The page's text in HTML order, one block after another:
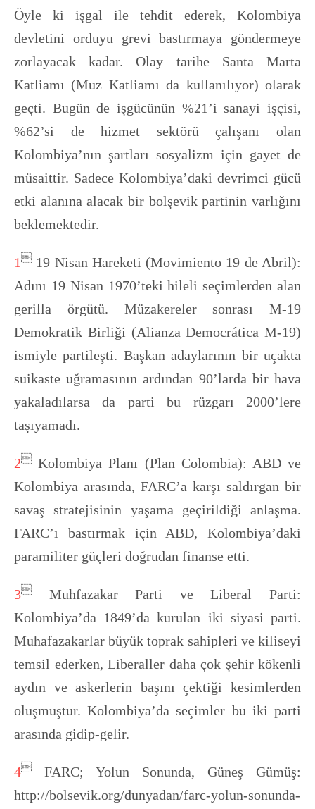
Öyle ki işgal ile tehdit ederek, Kolombiya
devletini orduyu grevi bastırmaya göndermeye
zorlayacak kadar. Olay tarihe Santa Marta
Katliamı (Muz Katliamı da kullanılıyor) olarak
geçti. Bugün de işgücünün %21’i sanayi işçisi,
%62’si de hizmet sektörü çalışanı olan
Kolombiya’nın şartları sosyalizm için gayet de
müsaittir. Sadece Kolombiya’daki devrimci gücü
etki alanına alacak bir bolşevik partinin varlığını
beklemektedir.
1 19 Nisan Hareketi (Movimiento 19 de Abril):
Adını 19 Nisan 1970’teki hileli seçimlerden alan
gerilla örgütü. Müzakereler sonrası M-19
Demokratik Birliği (Alianza Democrática M-19)
ismiyle partileşti. Başkan adaylarının bir uçakta
suikaste uğramasının ardından 90’larda bir hava
yakaladılarsa da parti bu rüzgarı 2000’lere
taşıyamadı.
2 Kolombiya Planı (Plan Colombia): ABD ve
Kolombiya arasında, FARC’a karşı saldırgan bir
savaş stratejisinin yaşama geçirildiği anlaşma.
FARC’ı bastırmak için ABD, Kolombiya’daki
paramiliter güçleri doğrudan finanse etti.
3
Muhfazakar Parti ve Liberal Parti:
Kolombiya’da 1849’da kurulan iki siyasi parti.
Muhafazakarlar büyük toprak sahipleri ve kiliseyi
temsil ederken, Liberaller daha çok şehir kökenli
aydın ve askerlerin başını çektiği kesimlerden
oluşmuştur. Kolombiya’da seçimler bu iki parti
arasında gidip-gelir.
4
FARC; Yolun Sonunda, Güneş Gümüş:
http://bolsevik.org/dunyadan/farc-yolun-sonunda-